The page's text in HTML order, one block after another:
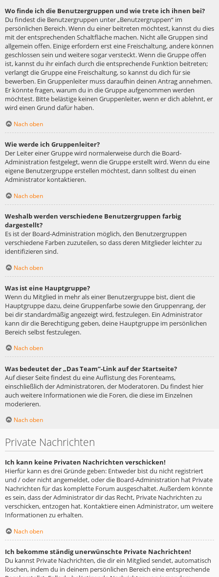
Wo finde ich die Benutzergruppen und wie trete ich ihnen bei?
Du findest die Benutzergruppen unter „Benutzergruppen“ im
persönlichen Bereich. Wenn du einer beitreten möchtest, kannst du dies
mit der entsprechenden Schaltfläche machen. Nicht alle Gruppen sind
allgemein offen. Einige erfordern erst eine Freischaltung, andere können
geschlossen sein und weitere sogar versteckt. Wenn die Gruppe offen
ist, kannst du ihr einfach durch die entsprechende Funktion beitreten;
verlangt die Gruppe eine Freischaltung, so kannst du dich für sie
bewerben. Ein Gruppenleiter muss daraufhin deinen Antrag annehmen.
Er könnte fragen, warum du in die Gruppe aufgenommen werden
möchtest. Bitte belästige keinen Gruppenleiter, wenn er dich ablehnt, er
wird einen Grund dafür haben.
Nach oben
Wie werde ich Gruppenleiter?
Der Leiter einer Gruppe wird normalerweise durch die Board-
Administration festgelegt, wenn die Gruppe erstellt wird. Wenn du eine
eigene Benutzergruppe erstellen möchtest, dann solltest du einen
Administrator kontaktieren.
Nach oben
Weshalb werden verschiedene Benutzergruppen farbig
dargestellt?
Es ist der Board-Administration möglich, den Benutzergruppen
verschiedene Farben zuzuteilen, so dass deren Mitglieder leichter zu
identifizieren sind.
Nach oben
Was ist eine Hauptgruppe?
Wenn du Mitglied in mehr als einer Benutzergruppe bist, dient die
Hauptgruppe dazu, deine Gruppenfarbe sowie den Gruppenrang, der
bei dir standardmäßig angezeigt wird, festzulegen. Ein Administrator
kann dir die Berechtigung geben, deine Hauptgruppe im persönlichen
Bereich selbst festzulegen.
Nach oben
Was bedeutet der „Das Team“-Link auf der Startseite?
Auf dieser Seite findest du eine Auflistung des Forenteams,
einschließlich der Administratoren, der Moderatoren. Du findest hier
auch weitere Informationen wie die Foren, die diese im Einzelnen
moderieren.
Nach oben
Private Nachrichten
Ich kann keine Privaten Nachrichten verschicken!
Hierfür kann es drei Gründe geben: Entweder bist du nicht registriert
und / oder nicht angemeldet, oder die Board-Administration hat Private
Nachrichten für das komplette Forum ausgeschaltet. Außerdem könnte
es sein, dass der Administrator dir das Recht, Private Nachrichten zu
verschicken, entzogen hat. Kontaktiere einen Administrator, um weitere
Informationen zu erhalten.
Nach oben
Ich bekomme ständig unerwünschte Private Nachrichten!
Du kannst Private Nachrichten, die dir ein Mitglied sendet, automatisch
löschen, indem du in deinem persönlichen Bereich eine entsprechende